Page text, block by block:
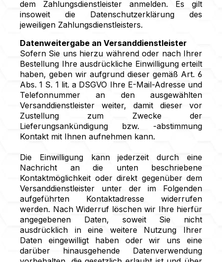
dem Zahlungsdienstleister anmelden. Es gilt
insoweit die Datenschutzerklärung des
jeweiligen Zahlungsdienstleisters.
Datenweitergabe an Versanddienstleister
Sofern Sie uns hierzu während oder nach Ihrer
Bestellung Ihre ausdrückliche Einwilligung erteilt
haben, geben wir aufgrund dieser gemäß Art. 6
Abs. 1 S. 1 lit. a DSGVO Ihre E-Mail-Adresse und
Telefonnummer an den ausgewählten
Versanddienstleister weiter, damit dieser vor
Zustellung zum Zwecke der
Lieferungsankündigung bzw. -abstimmung
Kontakt mit Ihnen aufnehmen kann.
Die Einwilligung kann jederzeit durch eine
Nachricht an die unten beschriebene
Kontaktmöglichkeit oder direkt gegenüber dem
Versanddienstleister unter der im Folgenden
aufgeführten Kontaktadresse widerrufen
werden. Nach Widerruf löschen wir Ihre hierfür
angegebenen Daten, soweit Sie nicht
ausdrücklich in eine weitere Nutzung Ihrer
Daten eingewilligt haben oder wir uns eine
darüber hinausgehende Datenverwendung